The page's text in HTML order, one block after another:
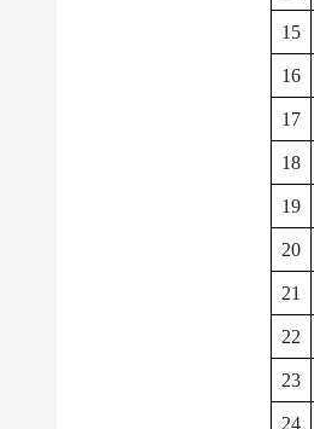
15
16
17
18
19
20
21
22
23
24